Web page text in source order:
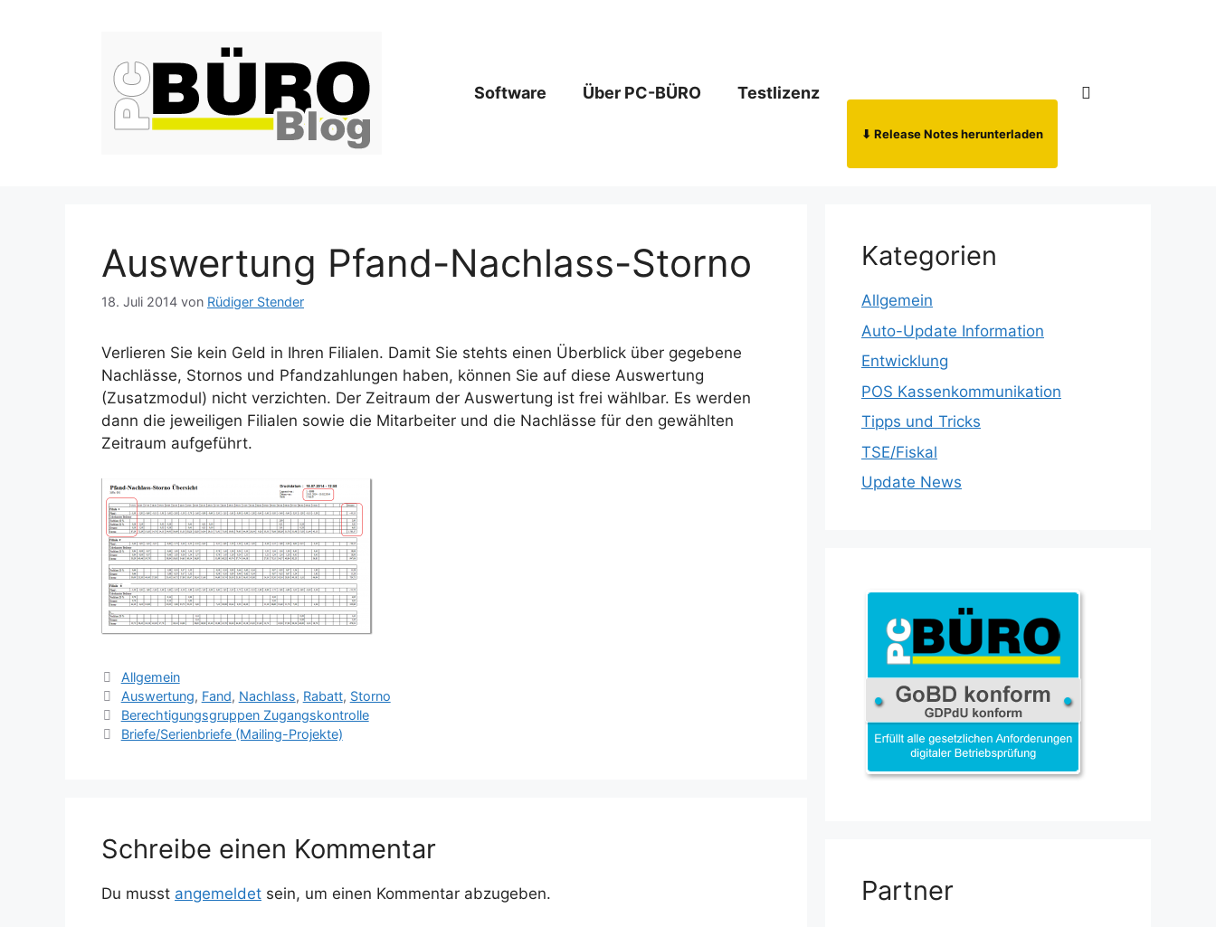
Software Über PC-BÜRO Testlizenz
⬇ Release Notes herunterladen
Auswertung Pfand-Nachlass-Storno
18. Juli 2014 von Rüdiger Stender
Verlieren Sie kein Geld in Ihren Filialen. Damit Sie stehts einen Überblick über gegebene
Nachlässe, Stornos und Pfandzahlungen haben, können Sie auf diese Auswertung
(Zusatzmodul) nicht verzichten. Der Zeitraum der Auswertung ist frei wählbar. Es werden
dann die jeweiligen Filialen sowie die Mitarbeiter und die Nachlässe für den gewählten
Zeitraum aufgeführt.
Kategorien
Allgemein
Schlagwörter
Auswertung, Fand, Nachlass, Rabatt, Storno
Berechtigungsgruppen Zugangskontrolle
Briefe/Serienbriefe (Mailing-Projekte)
Schreibe einen Kommentar
Du musst angemeldet sein, um einen Kommentar abzugeben.
Kategorien
Allgemein
Auto-Update Information
Entwicklung
POS Kassenkommunikation
Tipps und Tricks
TSE/Fiskal
Update News
Partner